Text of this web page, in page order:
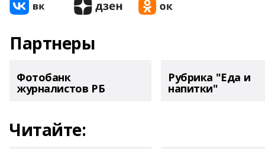
Партнеры
Фотобанк
журналистов РБ
Рубрика "Еда и
напитки"
Читайте: